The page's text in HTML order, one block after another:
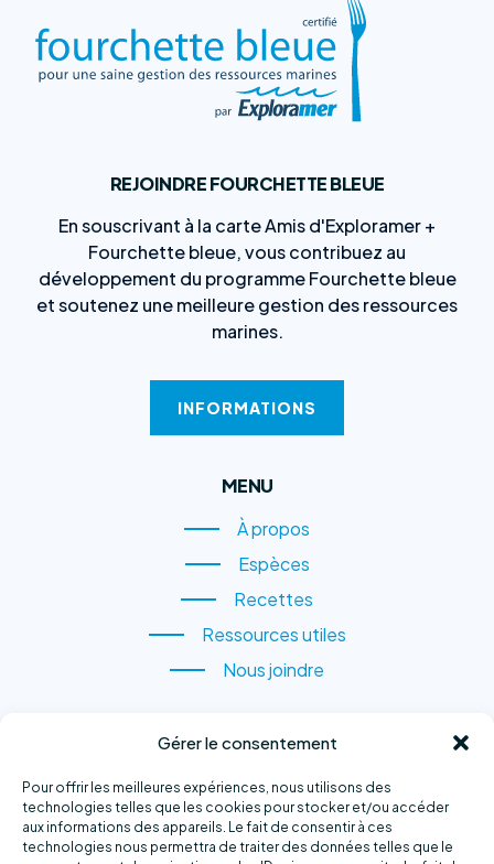
Gérer le consentement
Pour offrir les meilleures expériences, nous utilisons des
technologies telles que les cookies pour stocker et/ou accéder
aux informations des appareils. Le fait de consentir à ces
technologies nous permettra de traiter des données telles que le
REJOINDRE FOURCHETTE BLEUE
En souscrivant à la carte Amis d'Exploramer +
Fourchette bleue, vous contribuez au
développement du programme Fourchette bleue
et soutenez une meilleure gestion des ressources
marines.
INFORMATIONS
MENU
À propos
À propos
Espèces
Espèces
Recettes
Recettes
Ressources utiles
Ressources utiles
Nous joindre
CONTACTEZ-NOUS
1, rue du Quai,
Sainte-Anne-des-Monts
(QC) G4V 2B6